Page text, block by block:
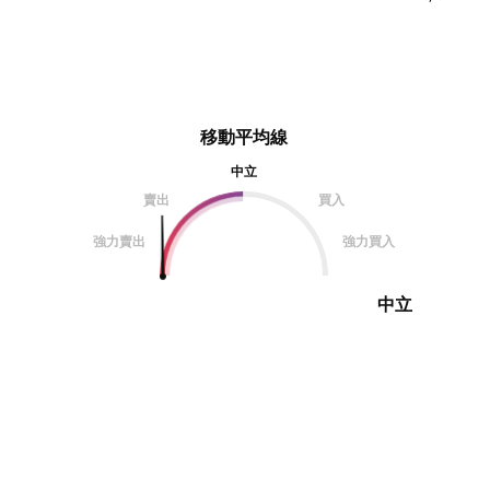
移動平均線
中立
賣出
買入
強力賣出 強力買入
中立